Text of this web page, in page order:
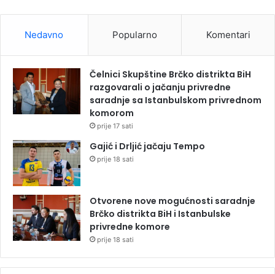
Nedavno Popularno Komentari
Čelnici Skupštine Brčko distrikta BiH
razgovarali o jačanju privredne
saradnje sa Istanbulskom privrednom
komorom
prije 17 sati
Gajić i Drljić jačaju Tempo
prije 18 sati
Otvorene nove mogućnosti saradnje
Brčko distrikta BiH i Istanbulske
privredne komore
prije 18 sati